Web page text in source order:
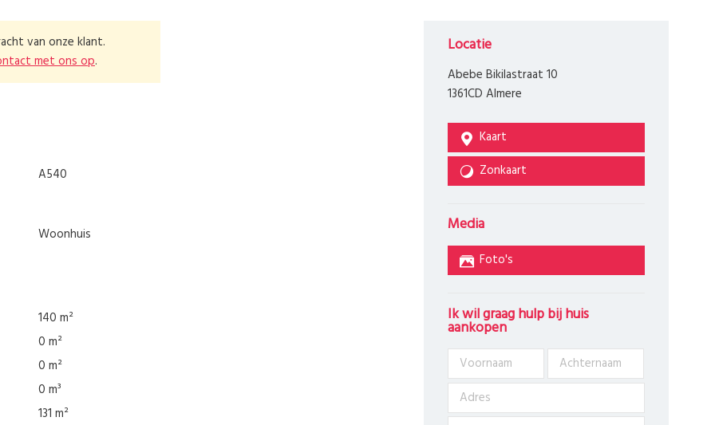
van onze klant.
met ons op.
A540
woonhuis
140 m²
0 m²
0 m²
0 m³
131 m²
Locatie
Abebe Bikilastraat 10
1361CD Almere
Kaart
Zonkaart
Media
Foto's
Ik wil graag hulp bij huis
aankopen